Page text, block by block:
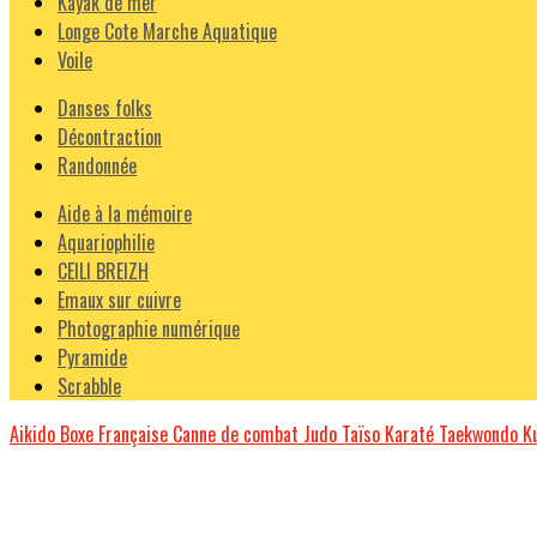
Longe Cote Marche Aquatique
Voile
Danses folks
Décontraction
Randonnée
Aide à la mémoire
Aquariophilie
CEILI BREIZH
Emaux sur cuivre
Photographie numérique
Pyramide
Scrabble
Aikido Boxe Française Canne de combat Judo Taïso Karaté Taekwondo